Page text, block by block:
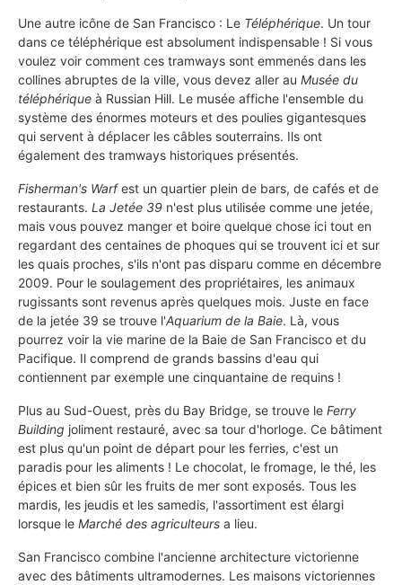
Une autre icône de San Francisco : Le Téléphérique. Un tour
dans ce téléphérique est absolument indispensable ! Si vous
voulez voir comment ces tramways sont emmenés dans les
collines abruptes de la ville, vous devez aller au Musée du
téléphérique à Russian Hill. Le musée affiche l'ensemble du
système des énormes moteurs et des poulies gigantesques
qui servent à déplacer les câbles souterrains. Ils ont
également des tramways historiques présentés.
Fisherman's Warfest un quartier plein de bars, de cafés et de
restaurants. La Jetée 39 n'est plus utilisée comme une jetée,
mais vous pouvez manger et boire quelque chose ici tout en
regardant des centaines de phoques qui se trouvent ici et sur
les quais proches, s'ils n'ont pas disparu comme en décembre
2009. Pour le soulagement des propriétaires, les animaux
rugissants sont revenus après quelques mois. Juste en face
de la jetée 39 se trouve l'Aquarium de la Baie. Là, vous
pourrez voir la vie marine de la Baie de San Francisco et du
Pacifique. Il comprend de grands bassins d'eau qui
contiennent par exemple une cinquantaine de requins !
Plus au Sud-Ouest, près du Bay Bridge, se trouve le Ferry
Building joliment restauré, avec sa tour d'horloge. Ce bâtiment
est plus qu'un point de départ pour les ferries, c'est un
paradis pour les aliments ! Le chocolat, le fromage, le thé, les
épices et bien sûr les fruits de mer sont exposés. Tous les
mardis, les jeudis et les samedis, l'assortiment est élargi
lorsque le Marché des agriculteurs a lieu.
San Francisco combine l'ancienne architecture victorienne
avec des bâtiments ultramodernes. Les maisons victoriennes